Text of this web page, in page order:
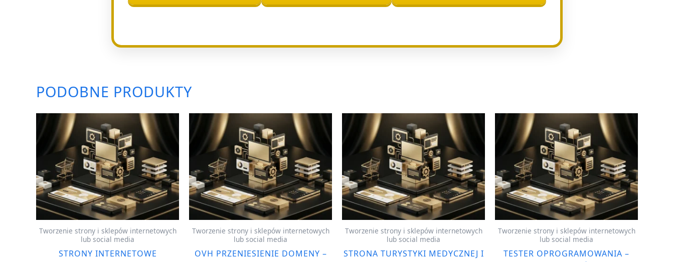
PODOBNE PRODUKTY
Tworzenie strony i sklepów internetowych
lub social media
STRONY INTERNETOWE
Tworzenie strony i sklepów internetowych
lub social media
OVH PRZENIESIENIE DOMENY –
Tworzenie strony i sklepów internetowych
lub social media
STRONA TURYSTYKI MEDYCZNEJ I
Tworzenie strony i sklepów internetowych
lub social media
TESTER OPROGRAMOWANIA –